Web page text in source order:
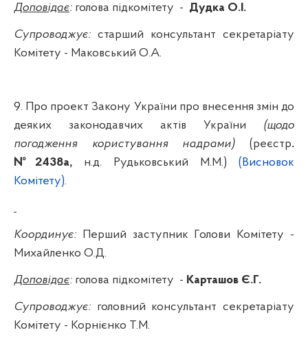
Доповідає: голова підкомітету - Дудка О.І.
Супроводжує: старший консультант секретаріату
Комітету - Маковський О.А.
9. Про проект Закону України про внесення змін до
деяких законодавчих актів України (щодо
погодження користування надрами)
(реєстр.
№2438а,
н.д. Рудьковський М.М.) (Висновок
Комітету).
Координує:
Перший заступник Голови Комітету -
Михайленко О.Д.
Доповідає: голова підкомітету - Карташов Є.Г.
Супроводжує: головний консультант секретаріату
Комітету - Корнієнко Т.М.